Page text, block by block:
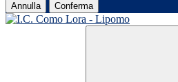
Annulla Conferma